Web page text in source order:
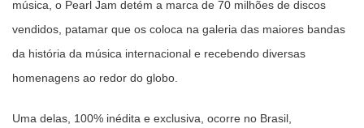
música, o Pearl Jam detém a marca de 70 milhões de discos
vendidos, patamar que os coloca na galeria das maiores bandas
da história da música internacional e recebendo diversas
homenagens ao redor do globo.
Uma delas, 100% inédita e exclusiva, ocorre no Brasil,